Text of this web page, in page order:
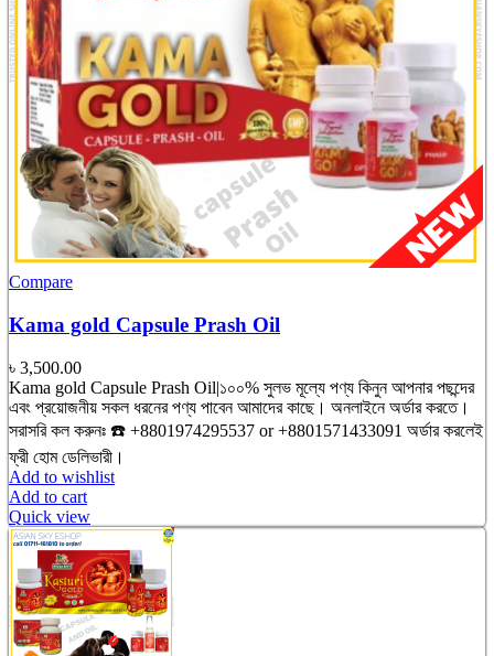
Compare
Kama gold Capsule Prash Oil
৳ 3,500.00
Kama gold Capsule Prash Oil|১০০% সুলভ মূল্যে পণ্য কিনুন আপনার পছন্দের
এবং প্রয়োজনীয় সকল ধরনের পণ্য পাবেন আমাদের কাছে। অনলাইনে অর্ডার করতে।
সরাসরি কল করুনঃ ☎️ +8801974295537 or +8801571433091 অর্ডার করলেই
ফ্রী হোম ডেলিভারী।
Add to wishlist
Add to cart
Quick view